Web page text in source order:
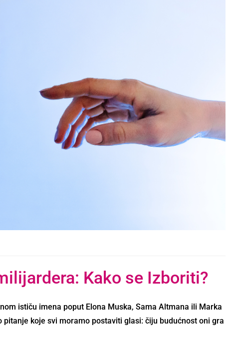
Kako se Izboriti?
ističu imena poput Elona Muska, Sama Altmana ili Marka
koje svi moramo postaviti glasi: čiju budućnost oni gra